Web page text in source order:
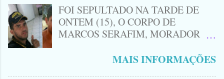
NO LOCAL... ZÉ DO RÁDIO COMO
ERA CONHECIDO TRABALHAVA
HÁ MUITOS ANOS COM
CONSERTOS DE EQUIPAMENTOS
ELETRÔNICOS COMO: RÁDIOS ,
TVS , DVDS E OUTROS. ERA UM
FOI SEPULTADO NA TARDE DE
ONTEM (15), O CORPO DE
MARCOS SERAFIM, MORADOR
DE SÃO JOÃO, O MESMO FOI
ASSASSINADO EM SUA PRÓPRIA
MAIS INFORMAÇÕES